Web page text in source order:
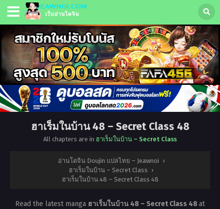
ฮาเร็มในบ้าน 48 – Secret Class 48
All chapters are in ฮาเร็มในบ้าน – Secret Class
อ่านโดจิน Doujin แปลไทย – Jeawnoi ›
ฮาเร็มในบ้าน – Secret Class ›
ฮาเร็มในบ้าน 48 – Secret Class 48
Read the latest manga ฮาเร็มในบ้าน 48 – Secret Class 48at